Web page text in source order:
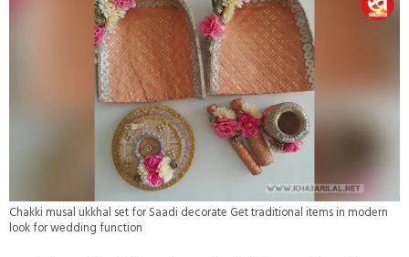
Chakki musal ukkhal set for Saadi decorate Get traditional items in modern
look for wedding function